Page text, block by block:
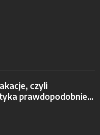
czyli
prawdopodobnie…